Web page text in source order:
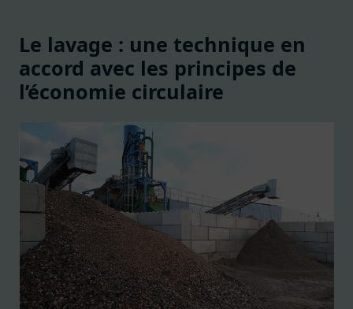
Le lavage : une technique en
accord avec les principes de
l’économie circulaire